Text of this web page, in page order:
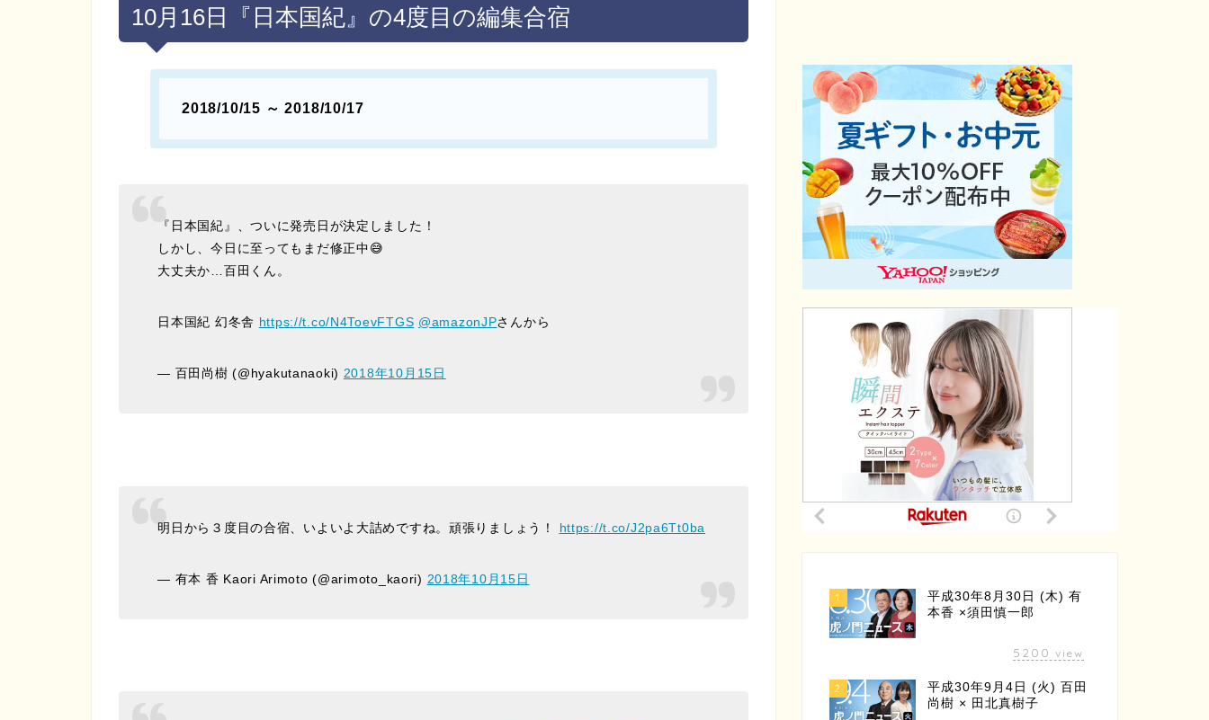
10月16日『日本国紀』の4度目の編集合宿
2018/10/15 ～ 2018/10/17
『日本国紀』、ついに発売日が決定しました！
しかし、今日に至ってもまだ修正中😅
大丈夫か…百田くん。
日本国紀 幻冬舎 https://t.co/N4ToevFTGS @amazonJPさんから
— 百田尚樹 (@hyakutanaoki) 2018年10月15日
明日から３度目の合宿、いよいよ大詰めですね。頑張りましょう！ https://t.co/J2pa6Tt0ba
— 有本 香 Kaori Arimoto (@arimoto_kaori) 2018年10月15日
1
平成30年8月30日 (木) 有
本香 ×須田慎一郎
5200 view
2
平成30年9月4日 (火) 百田
尚樹 × 田北真樹子